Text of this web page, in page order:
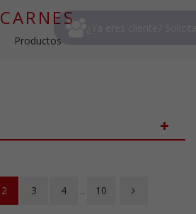
CARNES
Productos
2 3 4 ... 10